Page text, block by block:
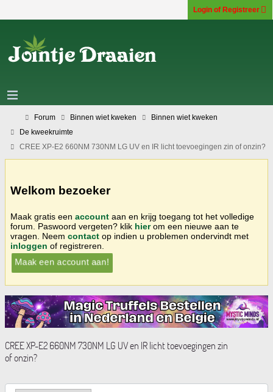
Login of Registreer
Forum Binnen wiet kweken
Binnen wiet kweken
De kweekruimte
CREE XP-E2 660NM 730NM LG UV en IR licht toevoegingen zin of onzin?
Welkom bezoeker
Maak gratis een account aan en krijg toegang tot het volledige
forum. Paswoord vergeten? klik hierom een nieuwe aan te
vragen. Neem contact op indien u problemen ondervindt met
inloggen of registreren.
Maak een account aan!
CREE XP-E2 660NM 730NM LG UV en IR licht toevoegingen zin
of onzin?